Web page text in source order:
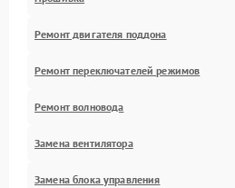
Ремонт двигателя поддона
Ремонт переключателей режимов
Ремонт волновода
Замена вентилятора
Замена блока управления